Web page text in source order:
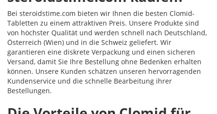
Bei steroidstime.com bieten wir Ihnen die besten Clomid-
Tabletten zu einem attraktiven Preis. Unsere Produkte sind
von höchster Qualität und werden schnell nach Deutschland,
Österreich (Wien) und in die Schweiz geliefert. Wir
garantieren eine diskrete Verpackung und einen sicheren
Versand, damit Sie Ihre Bestellung ohne Bedenken erhalten
können. Unsere Kunden schätzen unseren hervorragenden
Kundenservice und die schnelle Bearbeitung ihrer
Bestellungen.